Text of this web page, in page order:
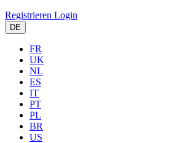
Registrieren Login
DE
FR
UK
NL
ES
IT
PT
PL
BR
US